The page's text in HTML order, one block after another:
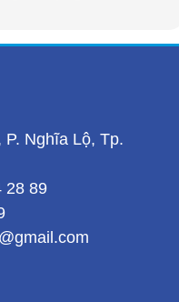
Nghĩa Lộ, Tp.
28 89